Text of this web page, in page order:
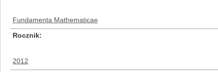
Fundamenta Mathematicae
Rocznik
2012